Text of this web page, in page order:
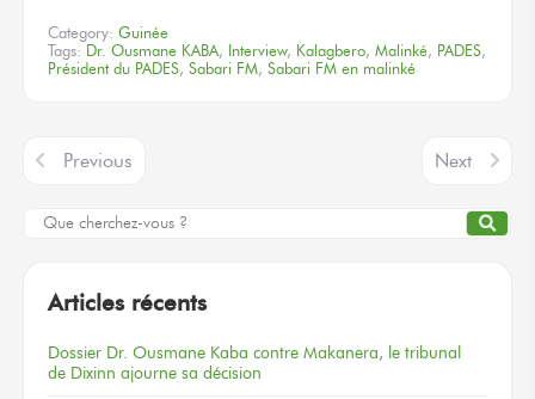
Articles récents
Dossier Dr. Ousmane Kaba contre Makanera, le tribunal
de Dixinn ajourne sa décision
Category: Guinée
Tags: Dr. Ousmane KABA, Interview, Kalagbero, Malinké, PADES,
Président du PADES, Sabari FM, Sabari FM en malinké
Previous Next